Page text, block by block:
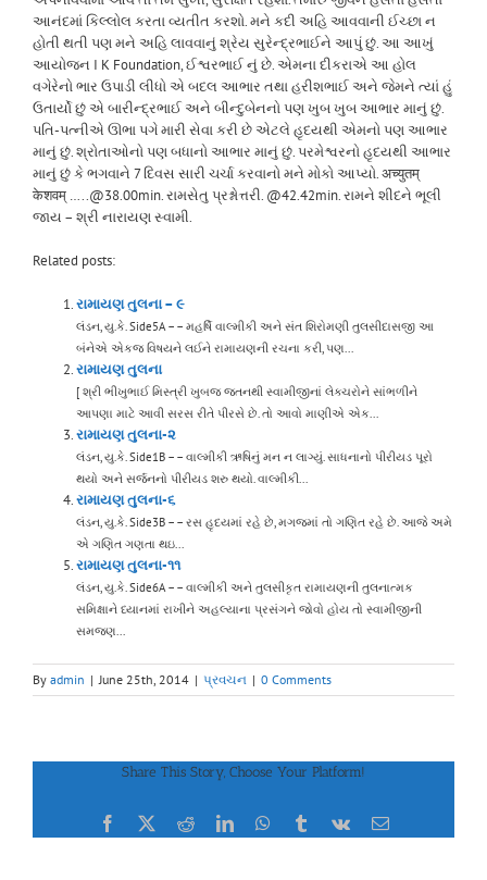
આનંદમાં કિલ્લોલ કરતા વ્યતીત કરશો. મને કદી અહિ આવવાની ઈચ્છા ન
હોતી થતી પણ મને અહિ લાવવાનું શ્રેય સુરેન્દ્રભાઈને આપું છું. આ આખું
આયોજન I K Foundation, ઈશ્વરભાઈ નું છે. એમના દીકરાએ આ હોલ
વગેરેનો ભાર ઉપાડી લીધો એ બદલ આભાર તથા હરીશભાઈ અને જેમને ત્યાં હું
ઉતાર્યો છું એ બારીન્દ્રભાઈ અને બીન્દુબેનનો પણ ખુબ ખુબ આભાર માનું છું.
પતિ-પત્નીએ ઊભા પગે મારી સેવા કરી છે એટલે હૃદયથી એમનો પણ આભાર
માનું છું. શ્રોતાઓનો પણ બધાનો આભાર માનું છું. પરમેશ્વરનો હૃદયથી આભાર
માનું છું કે ભગવાને 7 દિવસ સારી ચર્ચા કરવાનો મને મોકો આપ્યો. अच्युतम्
केशवम् …..@38.00min. રામસેતુ પ્રશ્નોત્તરી. @42.42min. રામને શીદને ભૂલી
જાય – શ્રી નારાયણ સ્વામી.
Related posts:
રામાયણ તુલના – ૯
લંડન, યુ.કે. Side5A – – મહર્ષિ વાલ્મીકી અને સંત શિરોમણી તુલસીદાસજી આ
બંનેએ એકજ વિષયને લઈને રામાયણની રચના કરી, પણ...
રામાયણ તુલના
[ શ્રી ભીખુભાઈ મિસ્ત્રી ખુબજ જતનથી સ્વામીજીનાં લેક્ચરોને સાંભળીને
આપણા માટે આવી સરસ રીતે પીરસે છે. તો આવો માણીએ એક...
રામાયણ તુલના-૨
લંડન, યુ.કે. Side1B – – વાલ્મીકી ઋષિનું મન ન લાગ્યું. સાધનાનો પીરીયડ પૂરો
થયો અને સર્જનનો પીરીયડ શરુ થયો. વાલ્મીકી...
રામાયણ તુલના-૬
લંડન, યુ.કે. Side3B – – રસ હૃદયમાં રહે છે, મગજમાં તો ગણિત રહે છે. આજે અમે
એ ગણિત ગણતા થઇ...
રામાયણ તુલના-૧૧
લંડન, યુ.કે. Side6A – – વાલ્મીકી અને તુલસીકૃત રામાયણની તુલનાત્મક
સમિક્ષાને ધ્યાનમાં રાખીને અહલ્યાના પ્રસંગને જોવો હોય તો સ્વામીજીની
સમજણ...
By admin | June 25th, 2014 | પ્રવચન | 0 Comments
Share This Story, Choose Your Platform!
Facebook
X RedditLinkedInWhatsApp
TumblrVk Email